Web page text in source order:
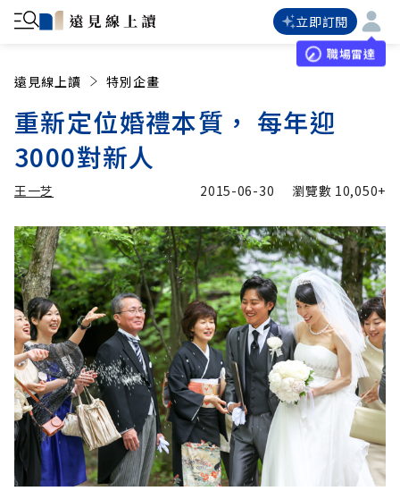
立即訂閱
職場雷達
遠見線上讀 特別企畫
重新定位婚禮本質， 每年迎
3000對新人
王一芝
王一芝 加入追蹤
2015-06-30 瀏覽數 10,050+